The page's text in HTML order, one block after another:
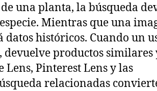
una planta, la búsqueda
Mientras que una
históricos. Cuando un
devuelve productos similares
Lens, Pinterest Lens y las
relacionadas